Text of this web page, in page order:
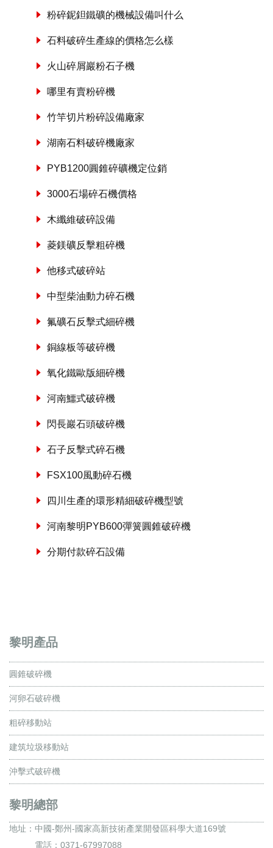
粉碎鈮鉭鐵礦的機械設備叫什么
石料破碎生產線的價格怎么樣
火山碎屑巖粉石子機
哪里有賣粉碎機
竹竿切片粉碎設備廠家
湖南石料破碎機廠家
PYB1200圓錐碎礦機定位銷
3000石場碎石機價格
木纖維破碎設備
菱鎂礦反擊粗碎機
他移式破碎站
中型柴油動力碎石機
氟礦石反擊式細碎機
銅線板等破碎機
氧化鐵歐版細碎機
河南鱷式破碎機
閃長巖石頭破碎機
石子反擊式碎石機
FSX100風動碎石機
四川生產的環形精細破碎機型號
河南黎明PYB600彈簧圓錐破碎機
分期付款碎石設備
黎明產品
圓錐破碎機
河卵石破碎機
粗碎移動站
建筑垃圾移動站
沖擊式破碎機
黎明總部
地址： 中國-鄭州-國家高新技術產業開發區科學大道169號
電話：0371-67997088